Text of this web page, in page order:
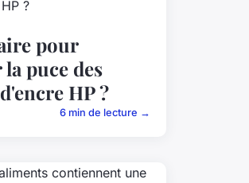
pour
puce des
HP ?
6 min de lecture →